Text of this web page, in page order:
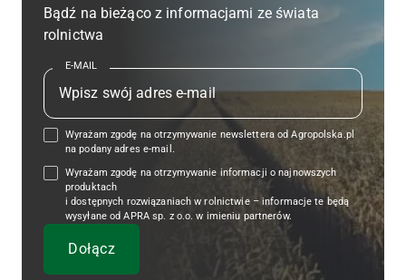
Bądź na bieżąco z informacjami ze świata
rolnictwa
E-MAIL
Wyrażam zgodę na otrzymywanie newslettera od Agropolska.pl
na podany adres e-mail.
Wyrażam zgodę na otrzymywanie informacji o najnowszych
produktach
i dostępnych rozwiązaniach w rolnictwie – informacje te będą
wysyłane od APRA sp. z o.o. w imieniu partnerów.